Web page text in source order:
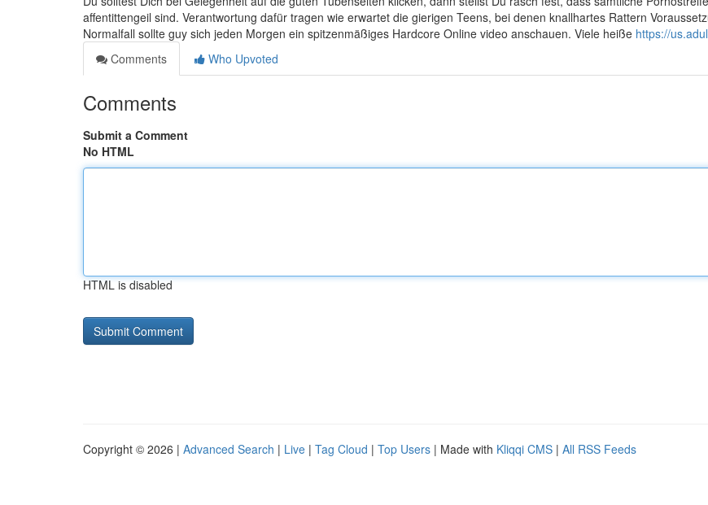
affentittengeil sind. Verantwortung dafür tragen wie erwartet die gierigen Teens, bei denen knallhartes Rattern
Normalfall sollte guy sich jeden Morgen ein spitzenmäßiges Hardcore Online video anschauen. Viele heiße https://
Comments
Who Upvoted
Comments
Submit a Comment
No HTML
HTML is disabled
Copyright © 2026 | Advanced Search | Live | Tag Cloud | Top Users | Made with Kliqqi CMS | All RSS Feeds